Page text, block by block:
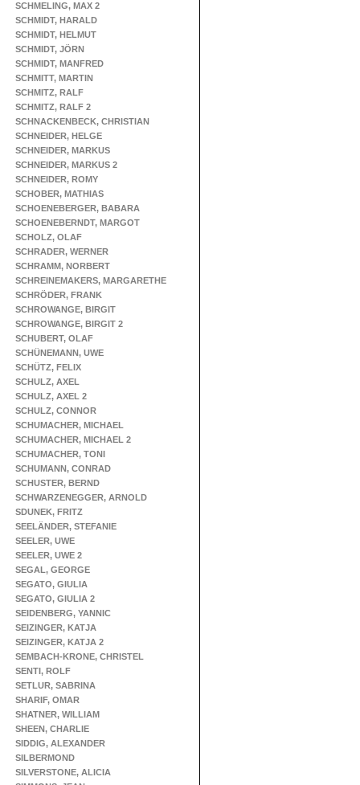
SCHMELING, MAX 2
SCHMIDT, HARALD
SCHMIDT, HELMUT
SCHMIDT, JÖRN
SCHMIDT, MANFRED
SCHMITT, MARTIN
SCHMITZ, RALF
SCHMITZ, RALF 2
SCHNACKENBECK, CHRISTIAN
SCHNEIDER, HELGE
SCHNEIDER, MARKUS
SCHNEIDER, MARKUS 2
SCHNEIDER, ROMY
SCHOBER, MATHIAS
SCHOENEBERGER, BABARA
SCHOENEBERNDT, MARGOT
SCHOLZ, OLAF
SCHRADER, WERNER
SCHRAMM, NORBERT
SCHREINEMAKERS, MARGARETHE
SCHRÖDER, FRANK
SCHROWANGE, BIRGIT
SCHROWANGE, BIRGIT 2
SCHUBERT, OLAF
SCHÜNEMANN, UWE
SCHÜTZ, FELIX
SCHULZ, AXEL
SCHULZ, AXEL 2
SCHULZ, CONNOR
SCHUMACHER, MICHAEL
SCHUMACHER, MICHAEL 2
SCHUMACHER, TONI
SCHUMANN, CONRAD
SCHUSTER, BERND
SCHWARZENEGGER, ARNOLD
SDUNEK, FRITZ
SEELÄNDER, STEFANIE
SEELER, UWE
SEELER, UWE 2
SEGAL, GEORGE
SEGATO, GIULIA
SEGATO, GIULIA 2
SEIDENBERG, YANNIC
SEIZINGER, KATJA
SEIZINGER, KATJA 2
SEMBACH-KRONE, CHRISTEL
SENTI, ROLF
SETLUR, SABRINA
SHARIF, OMAR
SHATNER, WILLIAM
SHEEN, CHARLIE
SIDDIG, ALEXANDER
SILBERMOND
SILVERSTONE, ALICIA